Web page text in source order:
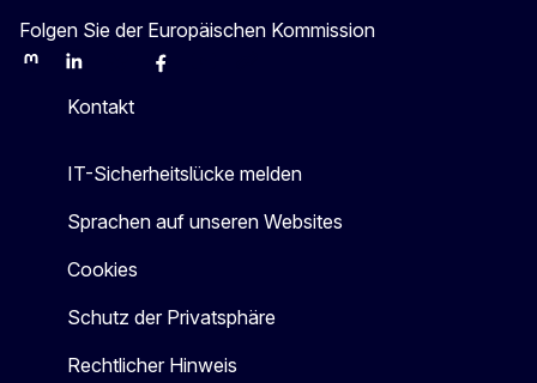
Folgen Sie der Europäischen Kommission
MastodonLinkedInBlueskyFacebook
Kontakt
IT-Sicherheitslücke melden
Sprachen auf unseren Websites
Cookies
Schutz der Privatsphäre
Rechtlicher Hinweis